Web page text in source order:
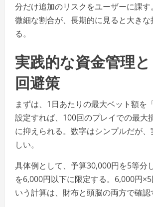
分だけ追加のリスクをユーザーに課す
微細な割合が、長期的に見ると大き
る。
実践的な資金管理
回避策
まずは、1日あたりの最大ベット額を
設定すれば、100回のプレイでの最大
に抑えられる。数字はシンプルだが
しい。
具体例として、予算30,000円を5等分
を6,000円以下に限定する。6,000円
いう計算は、財布と頭脳の両方で確認